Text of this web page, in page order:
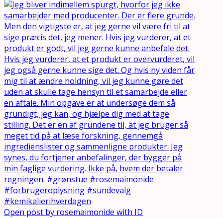
Open post by rosemaimonide with ID